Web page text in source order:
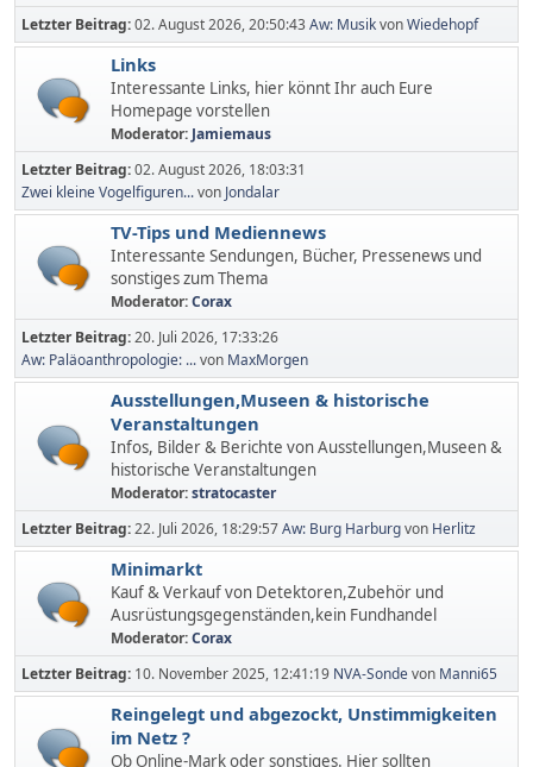
Letzter Beitrag:02. August 2026, 20:50:43Aw: MusikvonWiedehopf
Links
Interessante Links, hier könnt Ihr auch Eure
Homepage vorstellen
Moderator: Jamiemaus
Letzter Beitrag:02. August 2026, 18:03:31
Zwei kleine Vogelfiguren...von Jondalar
TV-Tips und Mediennews
Interessante Sendungen, Bücher, Pressenews und
sonstiges zum Thema
Moderator:Corax
Letzter Beitrag:20. Juli 2026, 17:33:26
Aw: Paläoanthropologie: ...von MaxMorgen
Ausstellungen,Museen & historische
Veranstaltungen
Infos, Bilder & Berichte von Ausstellungen,Museen &
historische Veranstaltungen
Moderator:stratocaster
Letzter Beitrag:22. Juli 2026, 18:29:57Aw: Burg Harburgvon Herlitz
Minimarkt
Kauf & Verkauf von Detektoren,Zubehör und
Ausrüstungsgegenständen,kein Fundhandel
Moderator:Corax
Letzter Beitrag: 10. November 2025, 12:41:19 NVA-Sondevon Manni65
Reingelegt und abgezockt, Unstimmigkeiten
im Netz ?
Ob Online-Mark oder sonstiges. Hier sollten